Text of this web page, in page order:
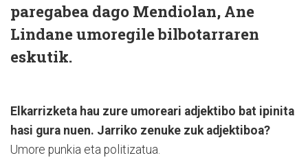
paregabea dago Mendiolan, Ane
Lindane umoregile bilbotarraren
eskutik.
Elkarrizketa hau zure umoreari adjektibo bat ipinita
hasi gura nuen. Jarriko zenuke zuk adjektiboa?
Umore punkia eta politizatua.